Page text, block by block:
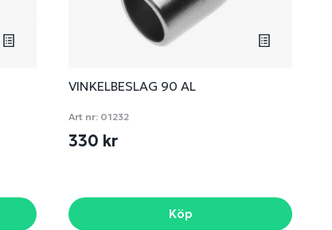
VINKELBESLAG 90 AL
Art nr: 01232
330 kr
Köp